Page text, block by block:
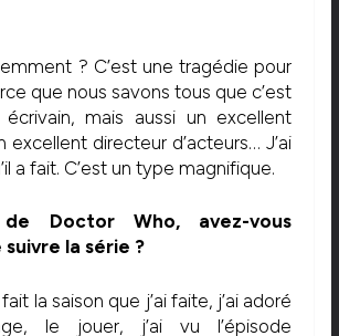
? C’est une tragédie pour
que nous savons tous que c’est
mais aussi un excellent
excellent directeur d’acteurs… J’ai
a fait. C’est un type magnifique.
Doctor Who, avez-vous
la série ?
la saison que j’ai faite, j’ai adoré
le jouer, j’ai vu l’épisode